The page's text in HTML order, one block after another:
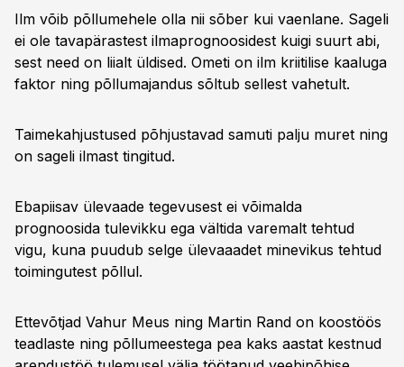
Ilm võib põllumehele olla nii sõber kui vaenlane. Sageli
ei ole tavapärastest ilmaprognoosidest kuigi suurt abi,
sest need on liialt üldised. Ometi on ilm kriitilise kaaluga
faktor ning põllumajandus sõltub sellest vahetult.
Taimekahjustused põhjustavad samuti palju muret ning
on sageli ilmast tingitud.
Ebapiisav ülevaade tegevusest ei võimalda
prognoosida tulevikku ega vältida varemalt tehtud
vigu, kuna puudub selge ülevaaadet minevikus tehtud
toimingutest põllul.
Ettevõtjad Vahur Meus ning Martin Rand on koostöös
teadlaste ning põllumeestega pea kaks aastat kestnud